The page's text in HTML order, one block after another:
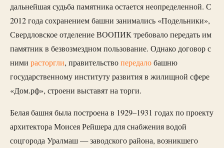
дальнейшая судьба памятника остается неопределенной. С
2012 года сохранением башни занимались «Подельники»,
Свердловское отделение ВООПИК требовало передать им
памятник в безвозмездном пользование. Однако договор с
ними расторгли, правительствопередалобашню
государственному институту развития в жилищной сфере
«Дом.рф», строени выставят на торги.
Белая башня была построена в 1929–1931 годах по проекту
архитектора Моисея Рейшера для снабжения водой
соцгорода Уралмаш — заводского района, возникшего